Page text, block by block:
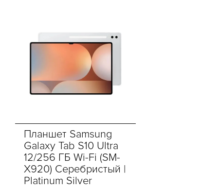
Планшет Samsung
Galaxy Tab S10 Ultra
12/256 ГБ Wi-Fi (SM-
X920) Серебристый |
Platinum Silver